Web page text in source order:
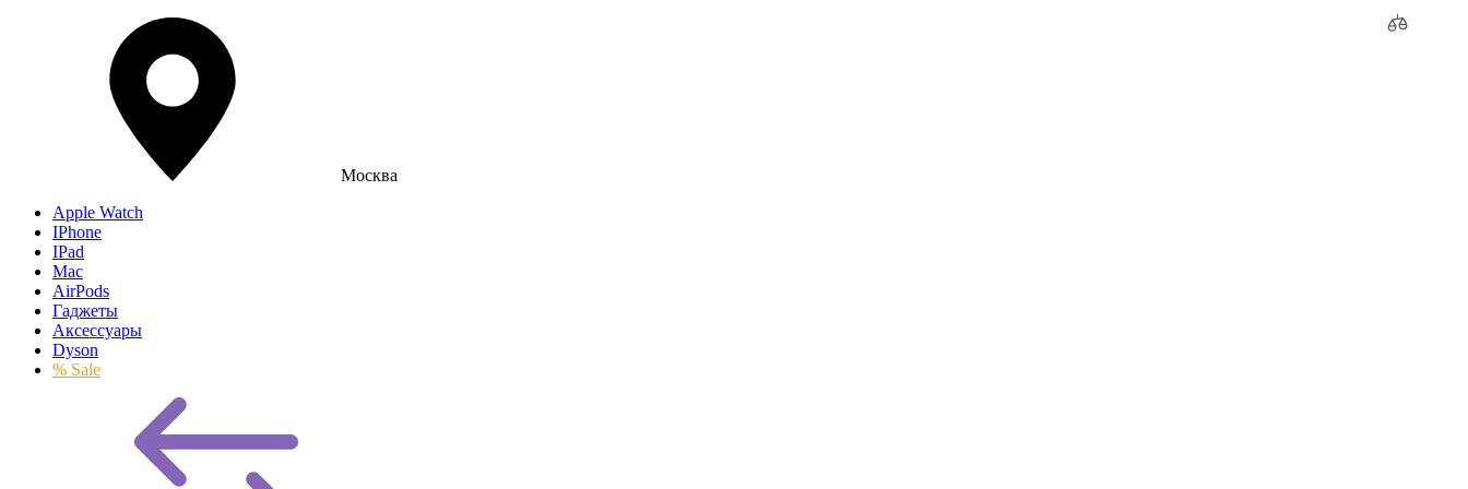
Москва
Apple Watch
IPhone
IPad
Mac
AirPods
Гаджеты
Аксессуары
Dyson
% Sale